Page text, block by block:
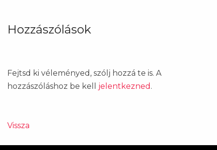
Hozzászólások
Fejtsd ki véleményed, szólj hozzá te is. A
hozzászóláshoz be kell jelentkezned .
Vissza